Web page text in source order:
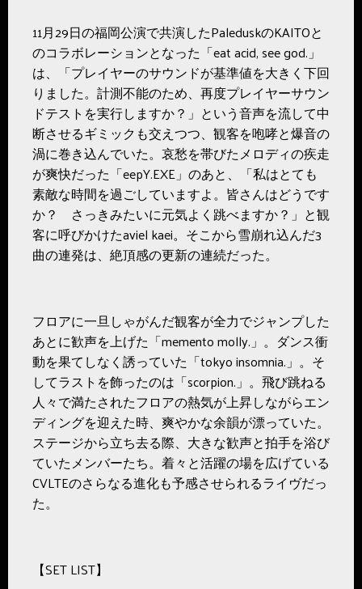
11月29日の福岡公演で共演したPaleduskのKAITOと
のコラボレーションとなった「eat acid, see god.」
は、「プレイヤーのサウンドが基準値を大きく下回
りました。計測不能のため、再度プレイヤーサウン
ドテストを実行しますか？」という音声を流して中
断させるギミックも交えつつ、観客を咆哮と爆音の
渦に巻き込んでいた。哀愁を帯びたメロディの疾走
が爽快だった「eepY.EXE」のあと、「私はとても
素敵な時間を過ごしていますよ。皆さんはどうです
か？ さっきみたいに元気よく跳べますか？」と観
客に呼びかけたaviel kaei。そこから雪崩れ込んだ3
曲の連発は、絶頂感の更新の連続だった。
フロアに一旦しゃがんだ観客が全力でジャンプした
あとに歓声を上げた「memento molly.」。ダンス衝
動を果てしなく誘っていた「tokyo insomnia.」。そ
してラストを飾ったのは「scorpion.」。飛び跳ねる
人々で満たされたフロアの熱気が上昇しながらエン
ディングを迎えた時、爽やかな余韻が漂っていた。
ステージから立ち去る際、大きな歓声と拍手を浴び
ていたメンバーたち。着々と活躍の場を広げている
CVLTEのさらなる進化も予感させられるライヴだっ
た。
【SET LIST】